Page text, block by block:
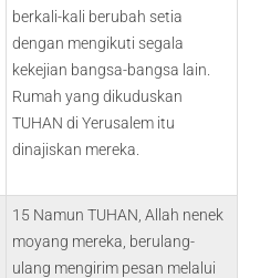
berkali-kali berubah setia
dengan mengikuti segala
kekejian bangsa-bangsa lain.
Rumah yang dikuduskan
TUHAN di Yerusalem itu
dinajiskan mereka.
15 Namun TUHAN, Allah nenek
moyang mereka, berulang-
ulang mengirim pesan melalui